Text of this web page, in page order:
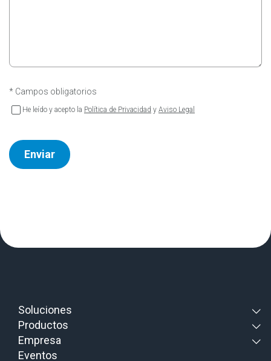
* Campos obligatorios
He leído y acepto la Política de Privacidad y Aviso Legal
Enviar
Soluciones
Productos
Empresa
Eventos